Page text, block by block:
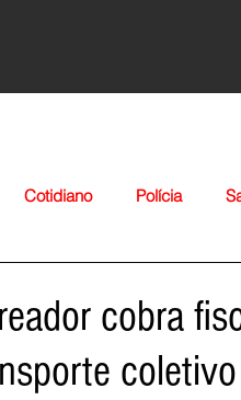
Cotidiano Polícia
cobra